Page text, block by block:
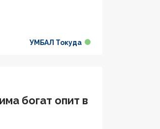
УМБАЛ Токуда
богат опит в